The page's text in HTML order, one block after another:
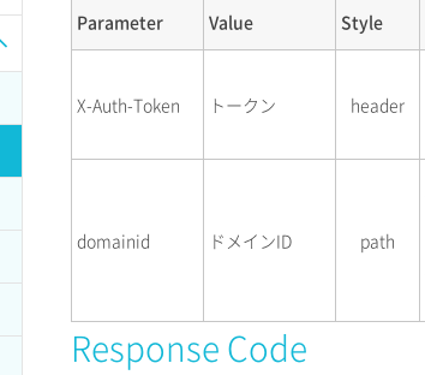
Parameter Value Style
X-Auth-Token トークン header
domainid ドメインID path
Response Code